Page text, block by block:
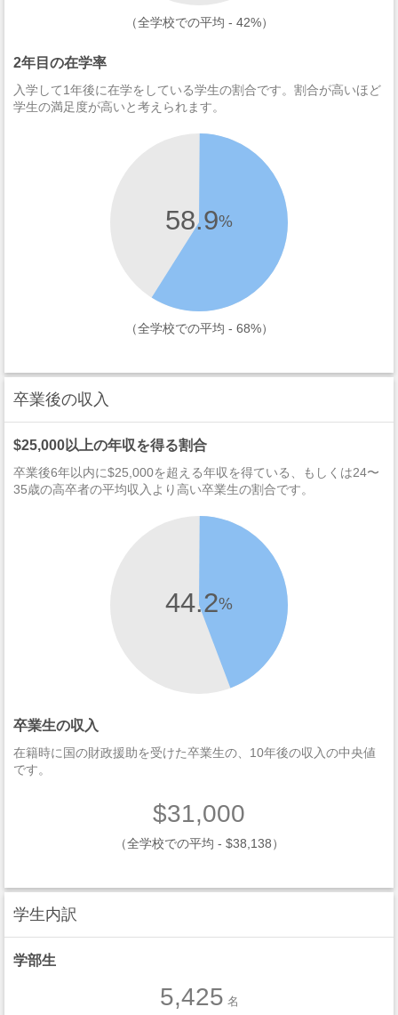
（全学校での平均 - 42%）
2年目の在学率
入学して1年後に在学をしている学生の割合です。割合が高いほど
学生の満足度が高いと考えられます。
58.9%
（全学校での平均 - 68%）
卒業後の収入
$25,000以上の年収を得る割合
卒業後6年以内に$25,000を超える年収を得ている、もしくは24〜
35歳の高卒者の平均収入より高い卒業生の割合です。
44.2%
卒業生の収入
在籍時に国の財政援助を受けた卒業生の、10年後の収入の中央値
です。
$31,000
（全学校での平均 - $38,138）
学生内訳
学部生
5,425 名